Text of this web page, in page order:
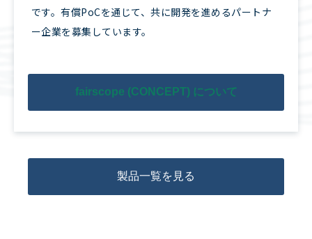
です。有償PoCを通じて、共に開発を進めるパートナ
ー企業を募集しています。
fairscope (CONCEPT) について
製品一覧を見る